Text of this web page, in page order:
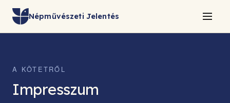
Népművészeti Jelentés
A KÖTETRŐL
Impresszum